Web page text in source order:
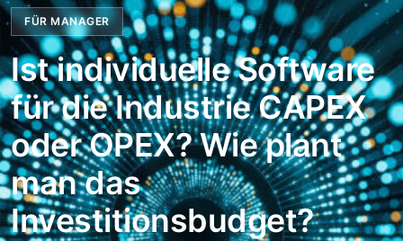
FÜR MANAGER
Ist individuelle Software
für die Industrie CAPEX
oder OPEX? Wie plant
man das
Investitionsbudget?